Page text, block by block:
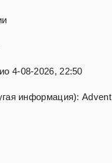
4-08-2026, 22:50
информация): Advent